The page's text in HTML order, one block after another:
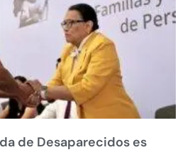
de Desaparecidos es